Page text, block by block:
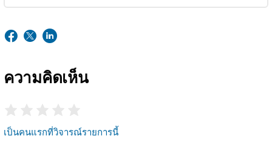
ความคิดเห็น
เป็นคนแรกที่วิจารณ์รายการนี้